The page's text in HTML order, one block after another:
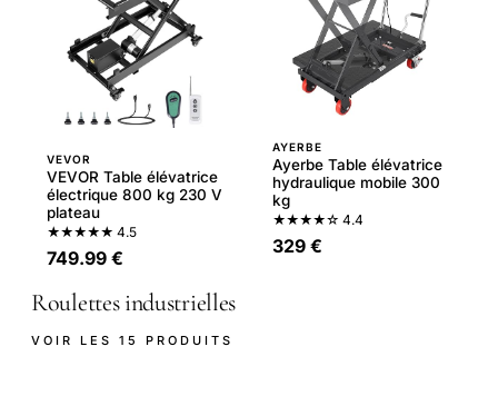
VEVOR
VEVOR Table élévatrice
électrique 800 kg 230 V
plateau
★★★★★ 4.5
749.99 €
AYERBE
Ayerbe Table élévatrice
hydraulique mobile 300
kg
★★★★☆ 4.4
329 €
Roulettes industrielles
VOIR LES 15 PRODUITS